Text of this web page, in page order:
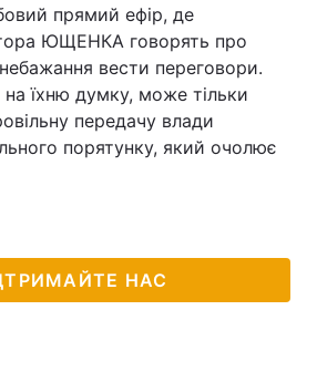
Політика
Світ
Наука
Туризм
прямий ефір, де
ЮЩЕНКА говорять про
вести переговори.
їхню думку, може тільки
передачу влади
порятунку, який очолює
НАС